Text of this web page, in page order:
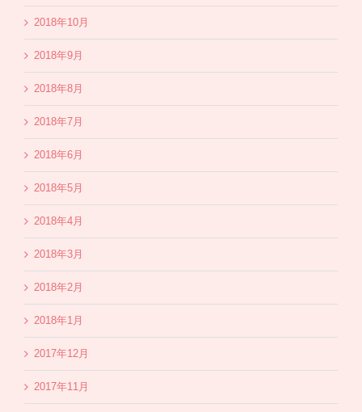
2018年10月
2018年9月
2018年8月
2018年7月
2018年6月
2018年5月
2018年4月
2018年3月
2018年2月
2018年1月
2017年12月
2017年11月